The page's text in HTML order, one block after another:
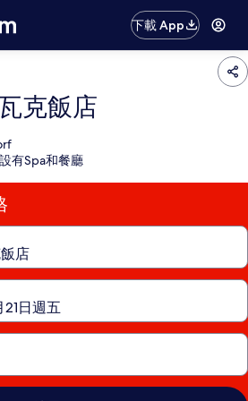
下載 App
克飯店
有Spa和餐廳